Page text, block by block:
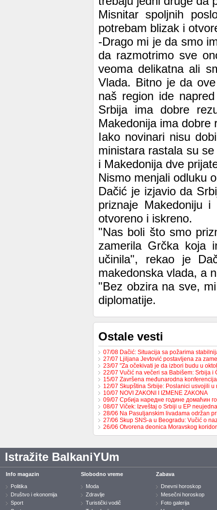
Misnitar spoljnih
potrebam blizak i
-Drago mi je da smo
da razmotrimo sve
veoma delikatna ali
Vlada. Bitno je da
naš region ide
Srbija ima dobre
Makedonija ima dobre
Iako novinari nisu
ministara rastala su
i Makedonija dve
Nismo menjali odluku
Dačić je izjavio da
priznaje Makedoniju
otvoreno i iskreno.
"Nas boli što smo
zamerila Grčka koja
učinila", rekao je
makedonska vlada, a
"Bez obzira na sve,
diplomatije.
Ostale vesti
07/08 Dačić: Situacija sa požarima
27/07 Ljiljana Jevtović postavljena za
23/07 "Za očekivati je da izbori budu u
22/07 Vučić na večeri sa Babišem: Srbija
15/07 Završena međunarodna
12/07 Skupština Srbije: Poslanici usvojili
10/07 NOVI ZAKONI I IZMENE ZAKONA
09/07 Србија наредне године домаћин
08/07 Viček: Izveštaj o Srbiji u EP
28/06 Na Pasuljanskim livadama održan
27/06 Skup SNS-a u Beogradu: Vučić o
26/06 Otvorena deonica Moravskog
Istražite BalkaniYUm
Info magazin
Politika
Društvo i ekonomija
Sport
Slobodno vreme
Moda
Zdravlje
Turistički vodič
Zabava
Dnevni horoskop
Mesečni horoskop
Foto galerija